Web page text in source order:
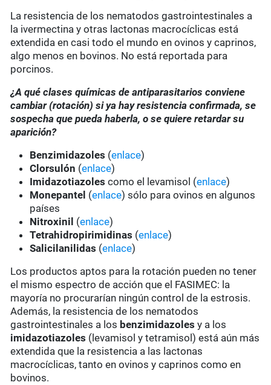
La resistencia de los nematodos gastrointestinales a
la ivermectina y otras lactonas macrocíclicas está
extendida en casi todo el mundo en ovinos y caprinos,
algo menos en bovinos. No está reportada para
porcinos.
¿A qué clases químicas de antiparasitarios conviene
cambiar (rotación) si ya hay resistencia confirmada, se
sospecha que pueda haberla, o se quiere retardar su
aparición?
Benzimidazoles (enlace)
Clorsulón (enlace)
Imidazotiazoles como el levamisol (enlace)
Monepantel (enlace) sólo para ovinos en algunos
países
Nitroxinil (enlace)
Tetrahidropirimidinas (enlace)
Salicilanilidas (enlace)
Los productos aptos para la rotación pueden no tener
el mismo espectro de acción que el FASIMEC: la
mayoría no procurarían ningún control de la estrosis.
Además, la resistencia de los nematodos
gastrointestinales a los benzimidazoles y a los
imidazotiazoles (levamisol y tetramisol) está aún más
extendida que la resistencia a las lactonas
macrocíclicas, tanto en ovinos y caprinos como en
bovinos.